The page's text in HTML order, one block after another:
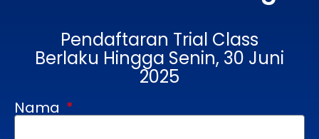
Pendaftaran Trial Class
Berlaku Hingga Senin, 30 Juni
2025
Nama